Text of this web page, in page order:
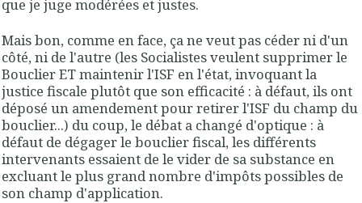
que je juge modérées et justes.
Mais bon, comme en face, ça ne veut pas céder ni d'un
côté, ni de l'autre (les Socialistes veulent supprimer le
Bouclier ET maintenir l'ISF en l'état, invoquant la
justice fiscale plutôt que son efficacité : à défaut, ils ont
déposé un amendement pour retirer l'ISF du champ du
bouclier...) du coup, le débat a changé d'optique : à
défaut de dégager le bouclier fiscal, les différents
intervenants essaient de le vider de sa substance en
excluant le plus grand nombre d'impôts possibles de
son champ d'application.